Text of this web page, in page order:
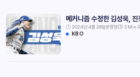
메커니즘 수정한 김성욱,
2024년 4월 28일문정현 3 Min
KBO